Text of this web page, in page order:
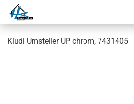
Kludi Umsteller UP chrom, 7431405